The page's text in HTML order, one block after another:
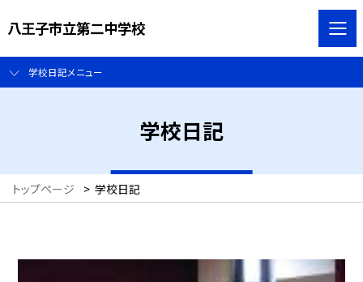
八王子市立第二中学校
学校日記メニュー
学校日記
トップページ > 学校日記